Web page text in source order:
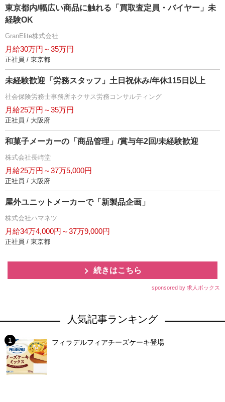
東京都内/幅広い商品に触れる「買取査定員・バイヤー」未
経験OK
GranElite株式会社
月給30万円～35万円
正社員 / 東京都
未経験歓迎「労務スタッフ」土日祝休み/年休115日以上
社会保険労務士事務所ネクサス労務コンサルティング
月給25万円～35万円
正社員 / 大阪府
和菓子メーカーの「商品管理」/賞与年2回/未経験歓迎
株式会社長崎堂
月給25万円～37万5,000円
正社員 / 大阪府
屋外ユニットメーカーで「新製品企画」
株式会社ハマネツ
月給34万4,000円～37万9,000円
正社員 / 東京都
続きはこちら
sponsored by 求人ボックス
人気記事ランキング
フィラデルフィアチーズケーキ登場